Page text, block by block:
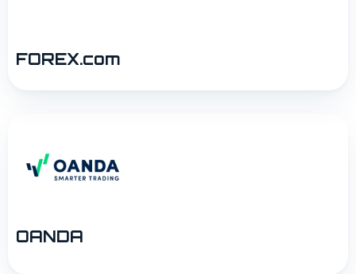
FOREX.com
OANDA